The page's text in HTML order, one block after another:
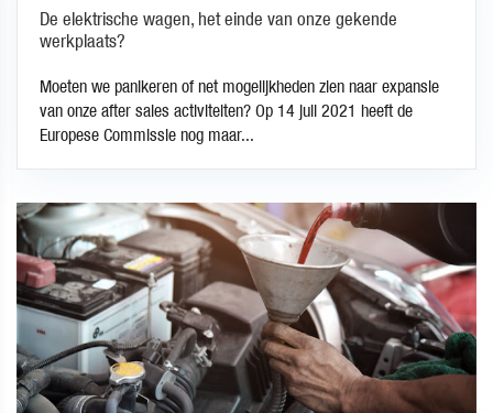
De elektrische wagen, het einde van onze gekende
werkplaats?
Moeten we panikeren of net mogelijkheden zien naar expansie
van onze after sales activiteiten? Op 14 juli 2021 heeft de
Europese Commissie nog maar...